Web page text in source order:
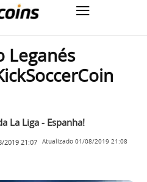
Leganés
La Liga - Espanha!
2019 21:07 Atualizado 01/08/2019 21:08